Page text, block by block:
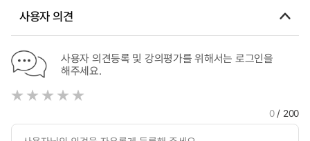
사용자 의견
사용자 의견등록 및 강의평가를 위해서는 로그인을
해주세요.
0/ 200